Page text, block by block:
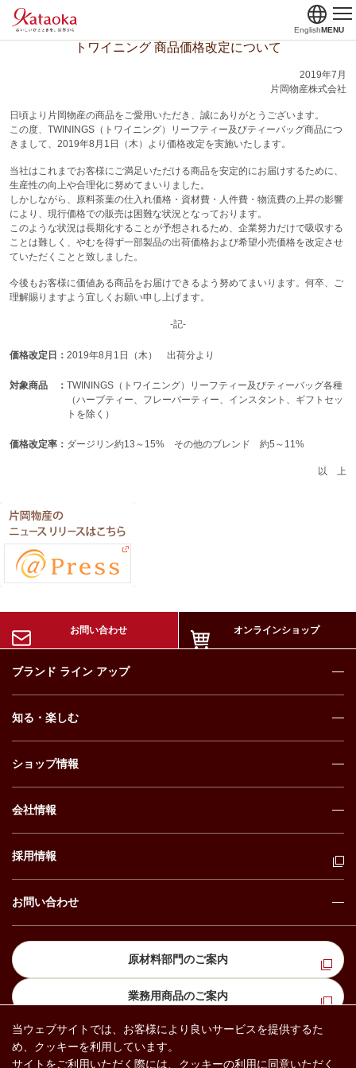
EnglishMENU
トワイニング 商品価格改定について
2019年7月
片岡物産株式会社
日頃より片岡物産の商品をご愛用いただき、誠にありがとうございます。
この度、TWININGS（トワイニング）リーフティー及びティーバッグ商品につ
きまして、2019年8月1日（木）より価格改定を実施いたします。
当社はこれまでお客様にご満足いただける商品を安定的にお届けするために、
生産性の向上や合理化に努めてまいりました。
しかしながら、原料茶葉の仕入れ価格・資材費・人件費・物流費の上昇の影響
により、現行価格での販売は困難な状況となっております。
このような状況は長期化することが予想されるため、企業努力だけで吸収する
ことは難しく、やむを得ず一部製品の出荷価格および希望小売価格を改定させ
ていただくことと致しました。
今後もお客様に価値ある商品をお届けできるよう努めてまいります。何卒、ご
理解賜りますよう宜しくお願い申し上げます。
-記-
価格改定日： 2019年8月1日（木） 出荷分より
対象商品 ： TWININGS（トワイニング）リーフティー及びティーバッグ各種
（ハーブティー、フレーバーティー、インスタント、ギフトセッ
トを除く）
価格改定率： ダージリン約13～15% その他のブレンド 約5～11%
以 上
お問い合わせ オンラインショップ
ブランド ライン アップ
知る・楽しむ
ショップ情報
会社情報
採用情報
お問い合わせ
原材料部門のご案内
業務用商品のご案内
プライバシー ポリシー
当ウェブサイトでは、お客様により良いサービスを提供するた
め、クッキーを利用しています。
サイトをご利用いただく際には、クッキーの利用に同意いただく